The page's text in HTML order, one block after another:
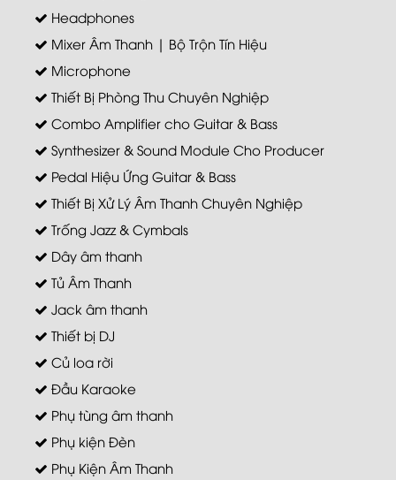
Headphones
Mixer Âm Thanh | Bộ Trộn Tín Hiệu
Microphone
Thiết Bị Phòng Thu Chuyên Nghiệp
Combo Amplifier cho Guitar & Bass
Synthesizer & Sound Module Cho Producer
Pedal Hiệu Ứng Guitar & Bass
Thiết Bị Xử Lý Âm Thanh Chuyên Nghiệp
Trống Jazz & Cymbals
Dây âm thanh
Tủ Âm Thanh
Jack âm thanh
Thiết bị DJ
Củ loa rời
Đầu Karaoke
Phụ tùng âm thanh
Phụ kiện Đèn
Phụ Kiện Âm Thanh